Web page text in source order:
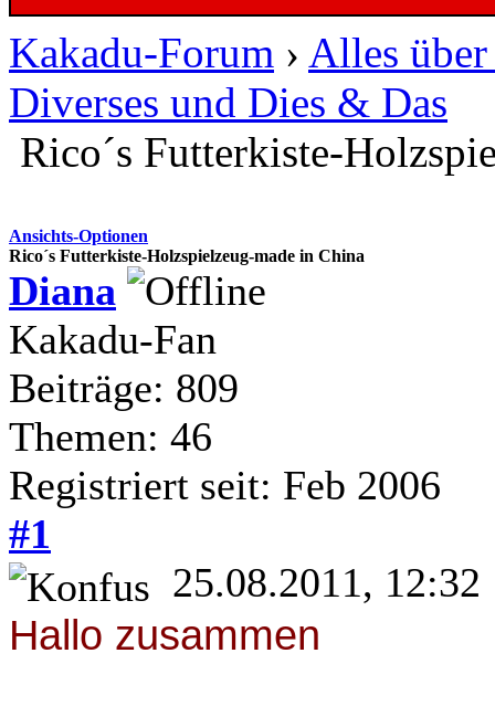
Kakadu-Forum › Alles
Diverses und Dies & Das
Rico´s Futterkiste-
Ansichts-Optionen
Rico´s Futterkiste-Holzspielzeug-made in China
Diana
Kakadu-Fan
Beiträge: 809
Themen: 46
Registriert seit: Feb 2006
#1
25.08.2011, 12:32
Hallo zusammen